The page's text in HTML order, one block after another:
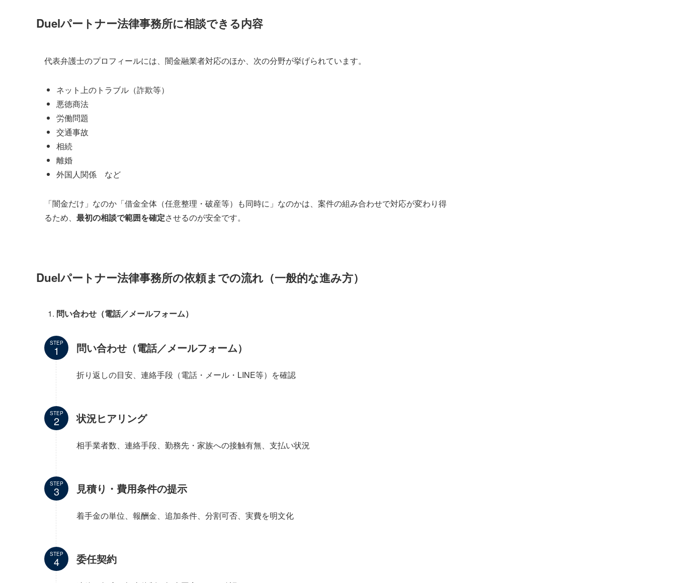
Duelパートナー法律事務所に相談できる内容
代表弁護士のプロフィールには、闇金融業者対応のほか、次の分野が挙げられています。
ネット上のトラブル（詐欺等）
悪徳商法
労働問題
交通事故
相続
離婚
外国人関係 など
「闇金だけ」なのか「借金全体（任意整理・破産等）も同時に」なのかは、案件の組み合わせで対応が変わり得
るため、 最初の相談で範囲を確定させるのが安全です。
Duelパートナー法律事務所の依頼までの流れ（一般的な進み方）
問い合わせ（電話／メールフォーム）
STEP 問い合わせ（電話／メールフォーム）
折り返しの目安、連絡手段（電話・メール・LINE等）を確認
STEP 状況ヒアリング
相手業者数、連絡手段、勤務先・家族への接触有無、支払い状況
STEP 見積り・費用条件の提示
着手金の単位、報酬金、追加条件、分割可否、実費を明文化
STEP 委任契約